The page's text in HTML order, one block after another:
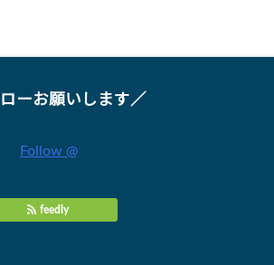
ーお願いします／
Follow @
feedly